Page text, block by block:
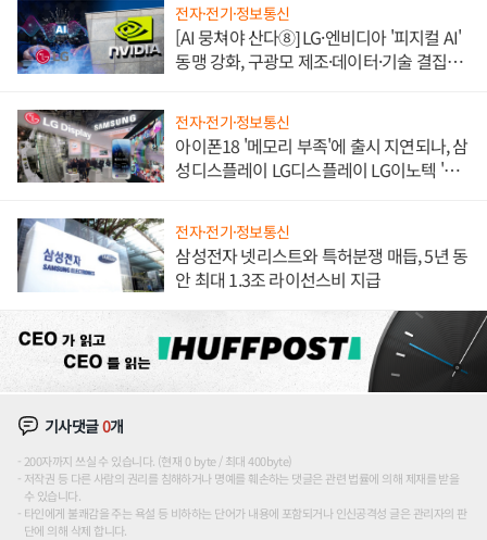
전자·전기·정보통신
[AI 뭉쳐야 산다⑧] LG·엔비디아 '피지컬 AI'
동맹 강화, 구광모 제조·데이터·기술 결집
전자·전기·정보통신
아이폰18 '메모리 부족'에 출시 지연되나, 삼
성디스플레이 LG디스플레이 LG이노텍 '탈
전자·전기·정보통신
삼성전자 넷리스트와 특허분쟁 매듭, 5년 동
안 최대 1.3조 라이선스비 지급
기사댓글0개
200자까지 쓰실 수 있습니다. (현재 0 byte / 최대 400byte)
저작권 등 다른 사람의 권리를 침해하거나 명예를 훼손하는 댓글은 관련 법률에 의해 제재를 받을
수 있습니다.
타인에게 불쾌감을 주는 욕설 등 비하하는 단어가 내용에 포함되거나 인신공격성 글은 관리자의 판
단에 의해 삭제 합니다.